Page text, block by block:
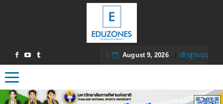
August 9, 2026| เข้าสู่ระบบ
Toggle navigation